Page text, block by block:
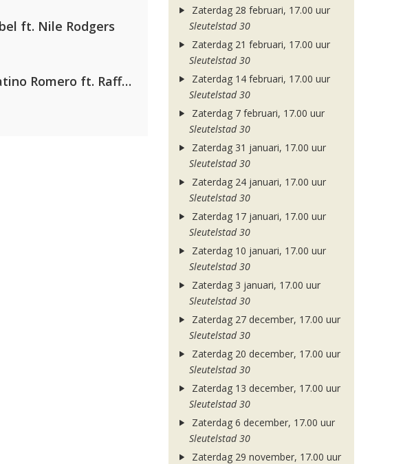
ft. Nile Rodgers
Jamoxy & Agatino Romero ft. Raffaella Carrà
Zaterdag 28 februari, 17.00 uur
Sleutelstad 30
Zaterdag 21 februari, 17.00 uur
Sleutelstad 30
Zaterdag 14 februari, 17.00 uur
Sleutelstad 30
Zaterdag 7 februari, 17.00 uur
Sleutelstad 30
Zaterdag 31 januari, 17.00 uur
Sleutelstad 30
Zaterdag 24 januari, 17.00 uur
Sleutelstad 30
Zaterdag 17 januari, 17.00 uur
Sleutelstad 30
Zaterdag 10 januari, 17.00 uur
Sleutelstad 30
Zaterdag 3 januari, 17.00 uur
Sleutelstad 30
Zaterdag 27 december, 17.00 uur
Sleutelstad 30
Zaterdag 20 december, 17.00 uur
Sleutelstad 30
Zaterdag 13 december, 17.00 uur
Sleutelstad 30
Zaterdag 6 december, 17.00 uur
Sleutelstad 30
Zaterdag 29 november, 17.00 uur